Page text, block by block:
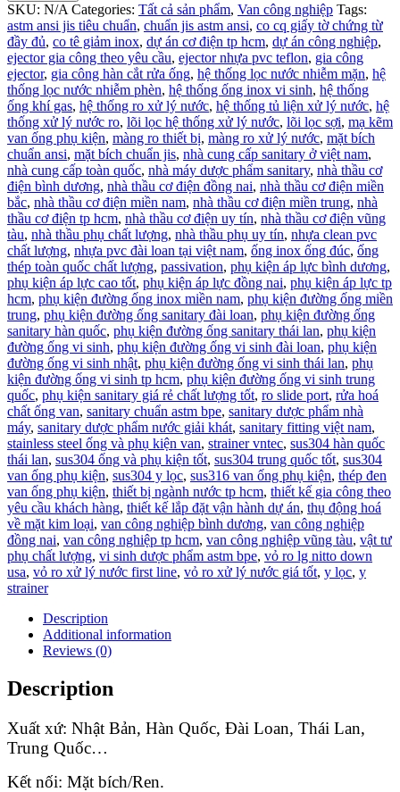
SKU: N/A Categories: Tất cả sản phẩm, Van công nghiệp Tags:
astm ansi jis tiêu chuẩn, chuẩn jis astm ansi, co cq giấy tờ chứng từ
đầy đủ, co tê giảm inox, dự án cơ điện tp hcm, dự án công nghiệp,
ejector gia công theo yêu cầu, ejector nhựa pvc teflon, gia công
ejector, gia công hàn cắt rửa ống, hệ thống lọc nước nhiễm mặn, hệ
thống lọc nước nhiễm phèn, hệ thống ống inox vi sinh, hệ thống
ống khí gas, hệ thống ro xử lý nước, hệ thống tủ liện xử lý nước, hệ
thống xử lý nước ro, lõi lọc hệ thống xử lý nước, lõi lọc sợi, mạ kẽm
van ống phụ kiện, màng ro thiết bị, màng ro xử lý nước, mặt bích
chuẩn ansi, mặt bích chuẩn jis, nhà cung cấp sanitary ở việt nam,
nhà cung cấp toàn quốc, nhà máy dược phẩm sanitary, nhà thầu cơ
điện bình dương, nhà thầu cơ điện đồng nai, nhà thầu cơ điện miền
bắc, nhà thầu cơ điện miền nam, nhà thầu cơ điện miền trung, nhà
thầu cơ điện tp hcm, nhà thầu cơ điện uy tín, nhà thầu cơ điện vũng
tàu, nhà thầu phụ chất lượng, nhà thầu phụ uy tín, nhựa clean pvc
chất lượng, nhựa pvc đài loan tại việt nam, ống inox ống đúc, ống
thép toàn quốc chất lượng, passivation, phụ kiện áp lực bình dương,
phụ kiện áp lực cao tốt, phụ kiện áp lực đồng nai, phụ kiện áp lực tp
hcm, phụ kiện đường ống inox miền nam, phụ kiện đường ống miền
trung, phụ kiện đường ống sanitary đài loan, phụ kiện đường ống
sanitary hàn quốc, phụ kiện đường ống sanitary thái lan, phụ kiện
đường ống vi sinh, phụ kiện đường ống vi sinh đài loan, phụ kiện
đường ống vi sinh nhật, phụ kiện đường ống vi sinh thái lan, phụ
kiện đường ống vi sinh tp hcm, phụ kiện đường ống vi sinh trung
quốc, phụ kiện sanitary giá rẻ chất lượng tốt, ro slide port, rửa hoá
chất ống van, sanitary chuẩn astm bpe, sanitary dược phẩm nhà
máy, sanitary dược phẩm nước giải khát, sanitary fitting việt nam,
stainless steel ống và phụ kiện van, strainer vntec, sus304 hàn quốc
thái lan, sus304 ống và phụ kiện tốt, sus304 trung quốc tốt, sus304
van ống phụ kiện, sus304 y lọc, sus316 van ống phụ kiện, thép đen
van ống phụ kiện, thiết bị ngành nước tp hcm, thiết kế gia công theo
yêu cầu khách hàng, thiết kế lắp đặt vận hành dự án, thụ động hoá
về mặt kim loại, van công nghiệp bình dương, van công nghiệp
đồng nai, van công nghiệp tp hcm, van công nghiệp vũng tàu, vật tư
phụ chất lượng, vi sinh dược phẩm astm bpe, vỏ ro lg nitto down
usa, vỏ ro xử lý nước first line, vỏ ro xử lý nước giá tốt, y lọc, y
strainer
Description
Additional information
Reviews (0)
Description
Xuất xứ: Nhật Bản, Hàn Quốc, Đài Loan, Thái Lan,
Trung Quốc…
Kết nối: Mặt bích/Ren.